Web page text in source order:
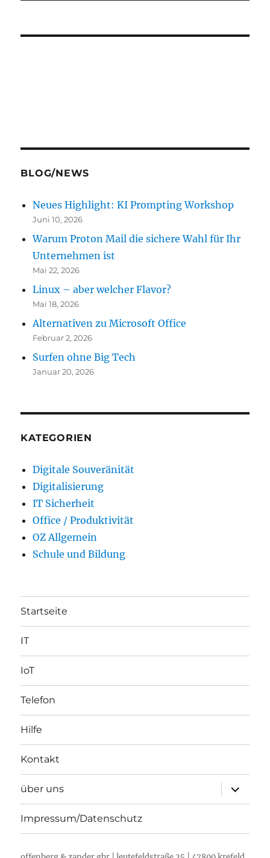
BLOG/NEWS
Neues Highlight: KI Prompting Workshop
Juni 10, 2026
Warum Proton Mail die sichere Wahl für Ihr
Unternehmen ist
Mai 22, 2026
Linux – aber welcher Flavor?
Mai 18, 2026
Alternativen zu Microsoft Office
Februar 2, 2026
Surfen ohne Big Tech
Januar 20, 2026
KATEGORIEN
Digitale Souveränität
Digitalisierung
IT Sicherheit
Office / Produktivität
OZ Allgemein
Schule und Bildung
Startseite
IT
IoT
Telefon
Hilfe
Kontakt
über uns
öffnen
Impressum/Datenschutz